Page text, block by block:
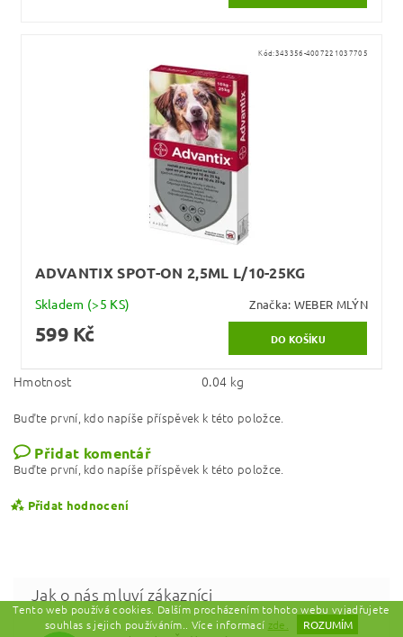
Kód:343356-4007221037705
ADVANTIX SPOT-ON 2,5ML L/10-25KG
Skladem (>5 KS) Značka: WEBER MLÝN
599 Kč
Hmotnost 0.04 kg
Buďte první, kdo napíše příspěvek k této položce.
Přidat komentář
Buďte první, kdo napíše příspěvek k této položce.
Přidat hodnocení
Tento web používá cookies. Dalším procházením tohoto webu vyjadřujete
souhlas s jejich používáním.. Více informací zde. ROZUMÍM